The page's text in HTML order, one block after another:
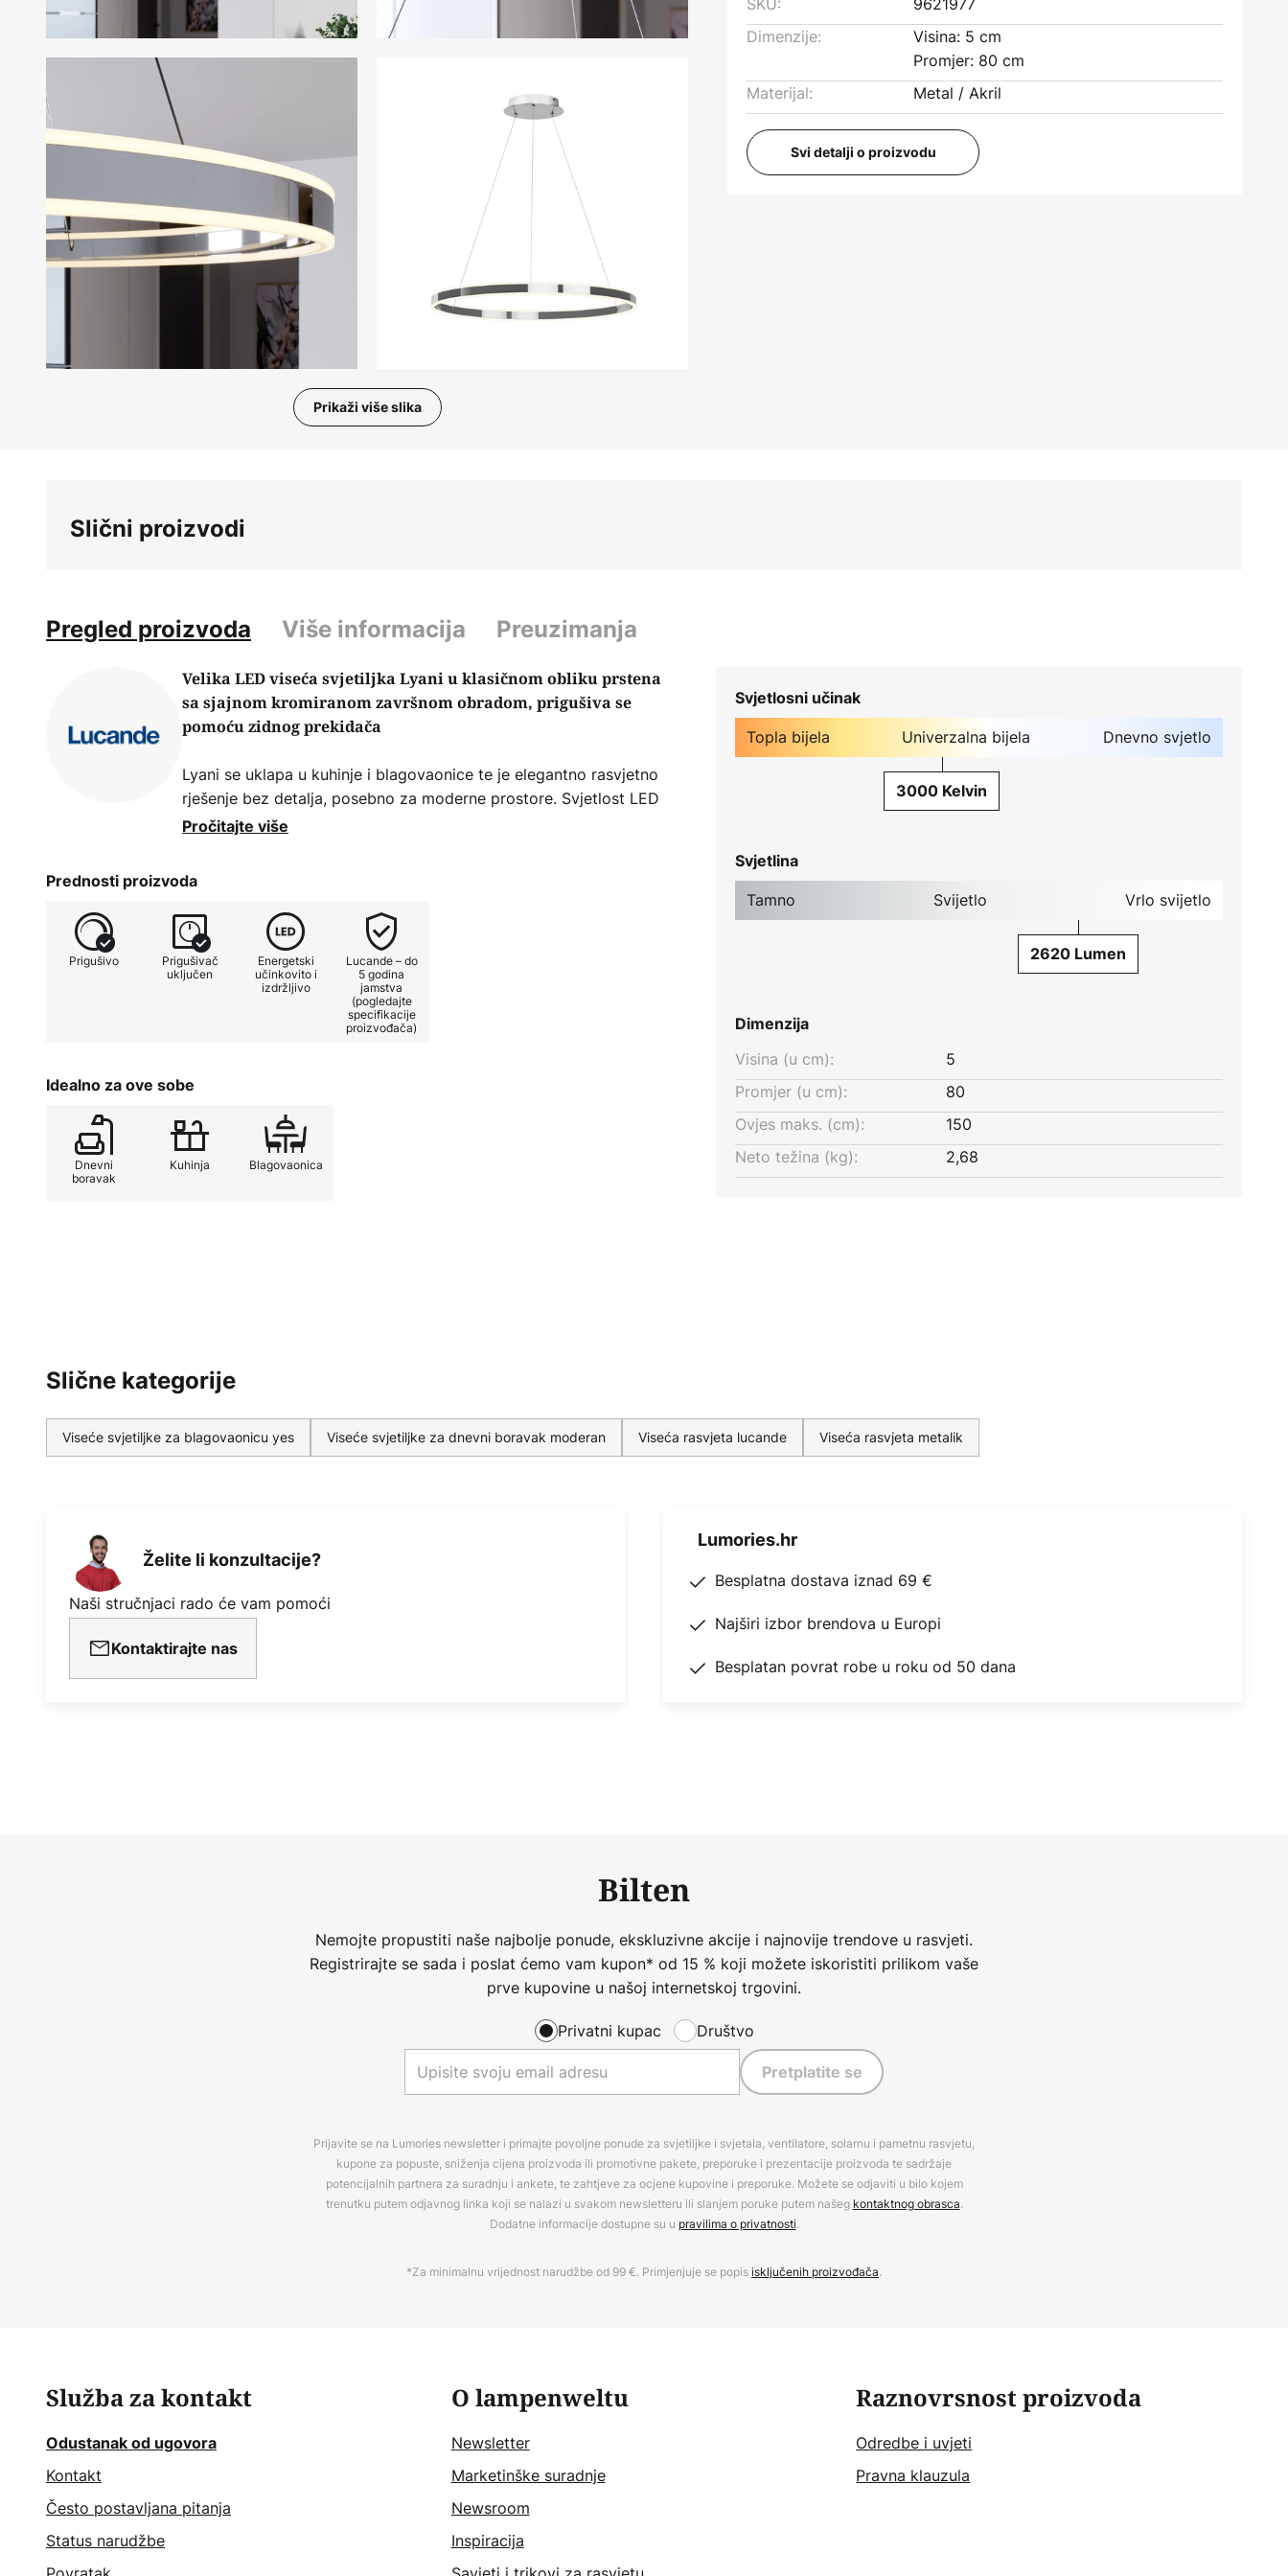
Prikaži više slika
Dimenzije:
Visina: 5 cm
Promjer: 80 cm
Materijal:
Metal / Akril
Svi detalji o proizvodu
Slični proizvodi
Pregled proizvoda Više informacija Preuzimanja
Velika LED viseća svjetiljka Lyani u klasičnom obliku prstena
sa sjajnom kromiranom završnom obradom, prigušiva se
pomoću zidnog prekidača
Lyani se uklapa u kuhinje i blagovaonice te je elegantno rasvjetno
rješenje bez detalja, posebno za moderne prostore. Svjetlost LED
dioda je izuzetno visoka, a po potrebi se zidni prekidač može
Površina metalnog prstena je sjajno kromirana, što pojačava stilski
učinak LED visilice.
Pročitajte više
Prednosti proizvoda
Prigušivo
Prigušivač
uključen
Energetski
učinkovito i
izdržljivo
Lucande – do
5 godina
jamstva
(pogledajte
specifikacije
proizvođača)
Idealno za ove sobe
Dnevni
boravak
Kuhinja Blagovaonica
Svjetlosni učinak
Topla bijela Univerzalna bijela Dnevno svjetlo
3000 Kelvin
Svjetlina
Tamno Svijetlo Vrlo svijetlo
2620 Lumen
Dimenzija
Visina (u cm):
5
Promjer (u cm):
80
Ovjes maks. (cm):
150
Neto težina (kg):
2,68
Slične kategorije
Viseće svjetiljke za blagovaonicu yes Viseće svjetiljke za dnevni boravak moderan Viseća rasvjeta lucande Viseća rasvjeta metalik
Želite li konzultacije?
Naši stručnjaci rado će vam pomoći
Kontaktirajte nas
Lumories.hr
Besplatna dostava iznad 69 €
Najširi izbor brendova u Europi
Besplatan povrat robe u roku od 50 dana
Bilten
Nemojte propustiti naše najbolje ponude, ekskluzivne akcije i najnovije trendove u rasvjeti.
Registrirajte se sada i poslat ćemo vam kupon* od 15 % koji možete iskoristiti prilikom vaše
prve kupovine u našoj internetskoj trgovini.
Privatni kupac Društvo
Pretplatite se
Prijavite se na Lumories newsletter i primajte povoljne ponude za svjetiljke i svjetala, ventilatore, solarnu i pametnu rasvjetu,
kupone za popuste, sniženja cijena proizvoda ili promotivne pakete, preporuke i prezentacije proizvoda te sadržaje
potencijalnih partnera za suradnju i ankete, te zahtjeve za ocjene kupovine i preporuke. Možete se odjaviti u bilo kojem
trenutku putem odjavnog linka koji se nalazi u svakom newsletteru ili slanjem poruke putem našeg kontaktnog obrasca.
Dodatne informacije dostupne su u pravilima o privatnosti.
*Za minimalnu vrijednost narudžbe od 99 €. Primjenjuje se popisisključenih proizvođača.
Služba za kontakt
Odustanak od ugovora
Kontakt
Često postavljana pitanja
Status narudžbe
O lampenweltu
Newsletter
Marketinške suradnje
Newsroom
Inspiracija
Raznovrsnost proizvoda
Odredbe i uvjeti
Pravna klauzula